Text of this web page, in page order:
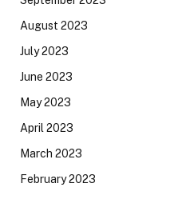
August 2023
July 2023
June 2023
May 2023
April 2023
March 2023
February 2023